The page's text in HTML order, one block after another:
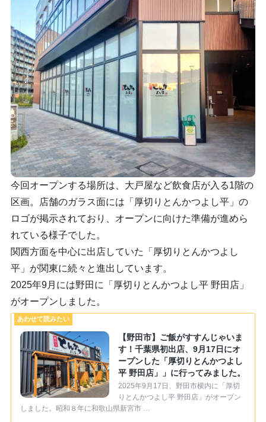
今回オープンする場所は、大戸屋など飲食店が入る1階の
区画。店舗のガラス面には「厚切りとんかつよし平」の
ロゴが掲示されており、オープンに向けた準備が進めら
れている様子でした。
関西方面を中心に出店していた「厚切りとんかつよし
平」が関東に続々と進出しています。
2025年9月には野田に「厚切りとんかつよし平 野田店」
がオープンしました。
【野田市】ご飯がすすんじゃいま
す！千葉県初出店、9月17日にオ
ープンした「厚切りとんかつよし
平 野田店」」に行ってみました。
2025年9月17日、野田市横内に「厚切
りとんかつよし平 野田店」がオープン
しました。昭和８年に和歌山県新宮市 …